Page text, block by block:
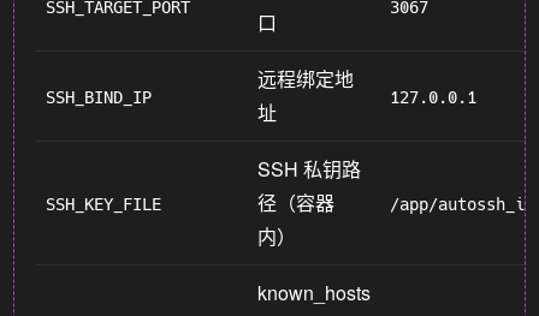
SSH_TARGET_PORT
口
3067
SSH_BIND_IP
远程绑定地
址
127.0.0.1
SSH_KEY_FILE
SSH 私钥路
径（容器
内）
/app/
known_hosts